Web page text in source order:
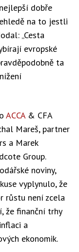
dobře
na to jestli
„Cesta
evropské
ta
ACCA& CFA
Mareš, partner
a Marek
Group.
noviny,
vyplynulo, že
růstu není zcela
že finanční trhy
a
ekonomik.